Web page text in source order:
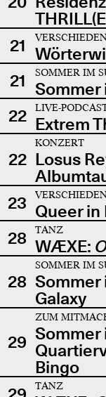
21
21
SOMMER IM
Sommer
22
LIVE-
Extrem
22
KONZERT
Losus
23 Queer in
28
TANZ
WÆXE:
28
SOMMER IM
Sommer
Galaxy
29
ZUM
Sommer
Bingo
TANZ